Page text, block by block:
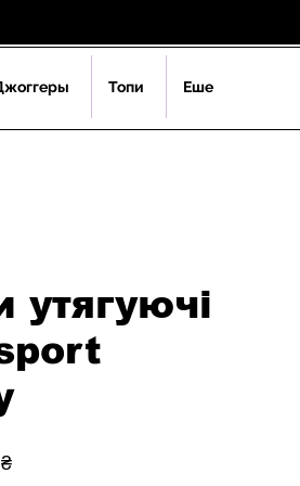
Топи Еше
утягуючі
За